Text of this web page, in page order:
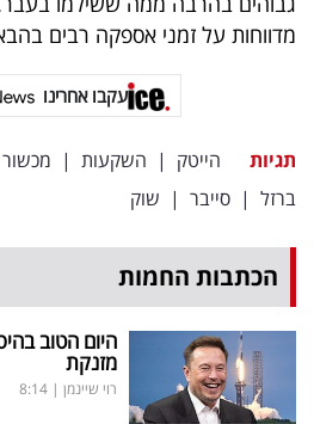
פרסמו
באייס
אחרינו:
מדווחות על זמני אספקה רבים
עקבו אחרינו
תגיות הייטק | השקעות | מכשור
ברזל | סייבר | שוק
הכתבות החמות
היום הטוב
מזנקת
רוי שיינמן |
8:14